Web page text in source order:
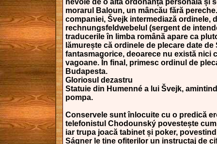
nevoie de o altă ordonanță personală și
morarul Baloun, un mâncău fără
companiei, Švejk intermediază ordinele,
rechnungsfeldwebelul (sergent de
traducerile în limba română apare ca
lămurește că ordinele de plecare date
fantasmagorice, deoarece nu există nici
vagoane. În final, primesc ordinul de
Budapesta.
Gloriosul dezastru
Statuie din Humenné a lui Švejk,
pompa.
Conservele sunt înlocuite cu o predică
telefonistul Chodounský povestește
iar trupa joacă tabinet și poker,
Ságner le ține ofițerilor un instructaj de